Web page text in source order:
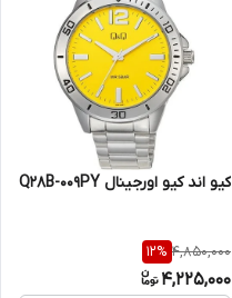
کیو اند کیو اورجینال Q28B-009PY
4,850,000
12%
4,225,000